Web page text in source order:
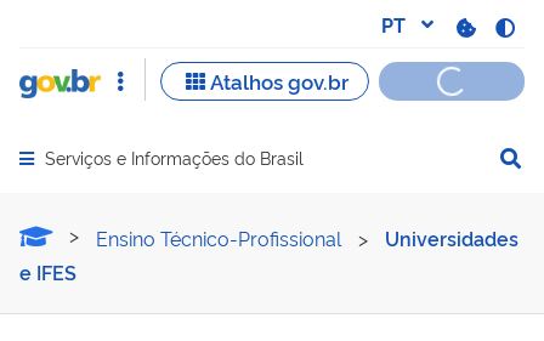
Abrir menu principal de navegação
Serviços e Informações do Brasil
Participar de processo
Ensino Técnico-Profissional >
Universidades
e IFES